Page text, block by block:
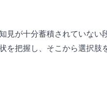
が十分蓄積されていな
把握し、そこから選択肢